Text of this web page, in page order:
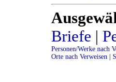
Briefe |
Personen/Werke nach
Orte nach Verweisen |